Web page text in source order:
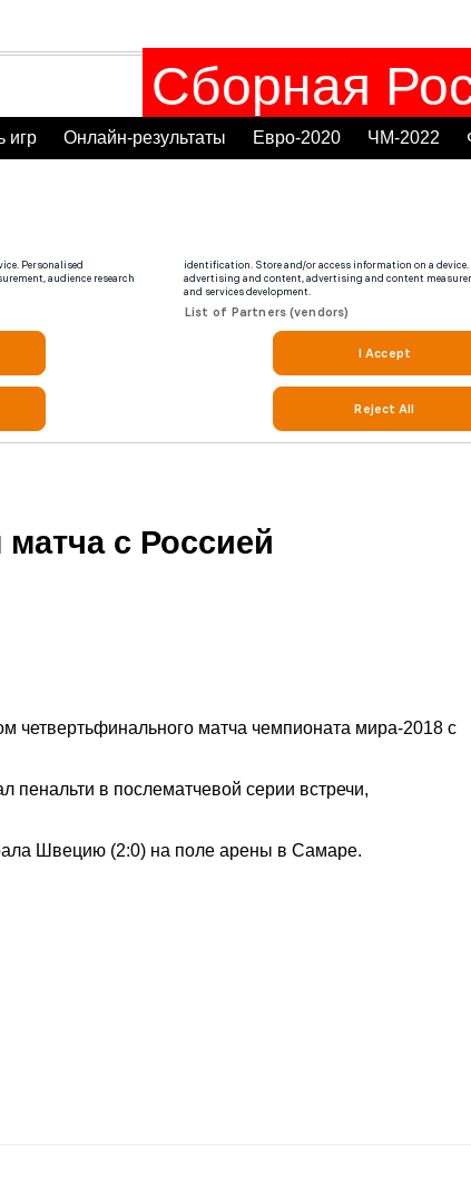
Сборная
игр Онлайн-результаты Евро-2020 ЧМ-2022
с Россией
четвертьфинального матча чемпионата мира-2018 с
пенальти в послематчевой серии встречи,
Швецию (2:0) на поле арены в Самаре.